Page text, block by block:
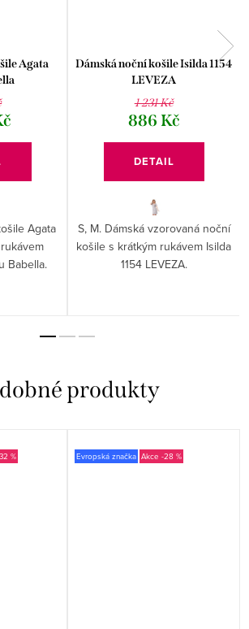
Agata
Agata
Babella.
Dámská noční košile Isilda 1154
LEVEZA
1 231 Kč
886 Kč
DETAIL
S, M. Dámská vzorovaná noční
košile s krátkým rukávem Isilda
1154 LEVEZA.
% Evropská značka -28 %